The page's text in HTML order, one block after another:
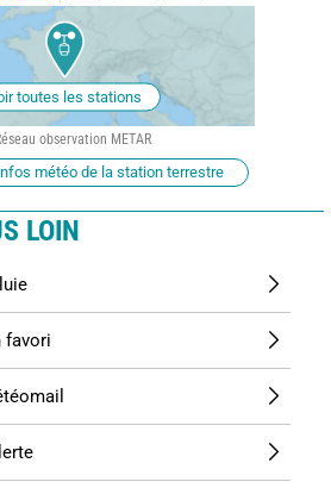
toutes les stations
observation METAR
météo de la station terrestre
LOIN